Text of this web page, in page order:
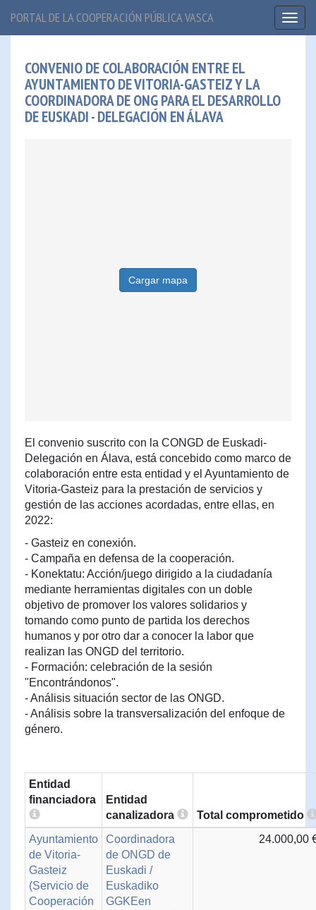
PORTAL DE LA COOPERACIÓN PÚBLICA VASCA
CONVENIO DE COLABORACIÓN ENTRE EL
AYUNTAMIENTO DE VITORIA-GASTEIZ Y LA
COORDINADORA DE ONG PARA EL DESARROLLO
DE EUSKADI - DELEGACIÓN EN ÁLAVA
Cargar mapa
El convenio suscrito con la CONGD de Euskadi-
Delegación en Álava, está concebido como marco de
colaboración entre esta entidad y el Ayuntamiento de
Vitoria-Gasteiz para la prestación de servicios y
gestión de las acciones acordadas, entre ellas, en
2022:
- Gasteiz en conexión.
- Campaña en defensa de la cooperación.
- Konektatu: Acción/juego dirigido a la ciudadanía
mediante herramientas digitales con un doble
objetivo de promover los valores solidarios y
tomando como punto de partida los derechos
humanos y por otro dar a conocer la labor que
realizan las ONGD del territorio.
- Formación: celebración de la sesión
"Encontrándonos".
- Análisis situación sector de las ONGD.
- Análisis sobre la transversalización del enfoque de
género.
Entidad
financiadora
Entidad
canalizadora
Total comprometido
Ayuntamiento
de Vitoria-
Gasteiz
(Servicio de
Cooperación
Coordinadora
de ONGD de
Euskadi /
Euskadiko
GGKEen
24.000,00